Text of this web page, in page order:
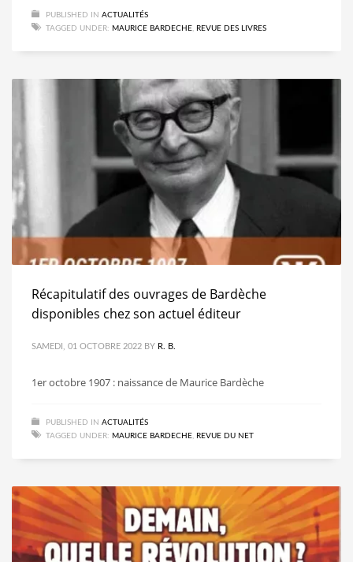
PUBLISHED IN ACTUALITÉS
TAGGED UNDER: MAURICE BARDECHE REVUE DES LIVRES
Récapitulatif des ouvrages de Bardèche
disponibles chez son actuel éditeur
SAMEDI, 01 OCTOBRE 2022 BY R. B.
1er octobre 1907 : naissance de Maurice Bardèche
PUBLISHED IN ACTUALITÉS
TAGGED UNDER: MAURICE BARDECHE REVUE DU NET